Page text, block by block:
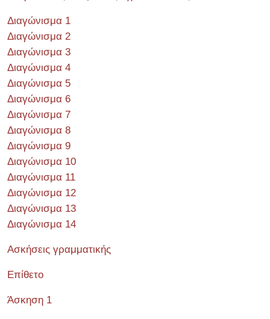
Διαγώνισμα 1
Διαγώνισμα 2
Διαγώνισμα 3
Διαγώνισμα 4
Διαγώνισμα 5
Διαγώνισμα 6
Διαγώνισμα 7
Διαγώνισμα 8
Διαγώνισμα 9
Διαγώνισμα 10
Διαγώνισμα 11
Διαγώνισμα 12
Διαγώνισμα 13
Διαγώνισμα 14
Ασκήσεις γραμματικής
Επίθετο
Άσκηση 1